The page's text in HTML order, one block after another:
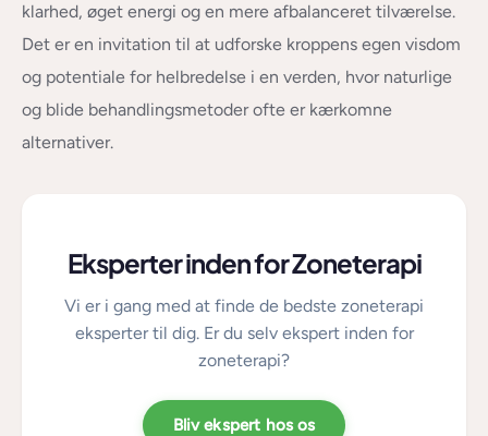
klarhed, øget energi og en mere afbalanceret tilværelse.
Det er en invitation til at udforske kroppens egen visdom
og potentiale for helbredelse i en verden, hvor naturlige
og blide behandlingsmetoder ofte er kærkomne
alternativer.
Eksperter inden for Zoneterapi
Vi er i gang med at finde de bedste zoneterapi
eksperter til dig. Er du selv ekspert inden for
zoneterapi?
Bliv ekspert hos os